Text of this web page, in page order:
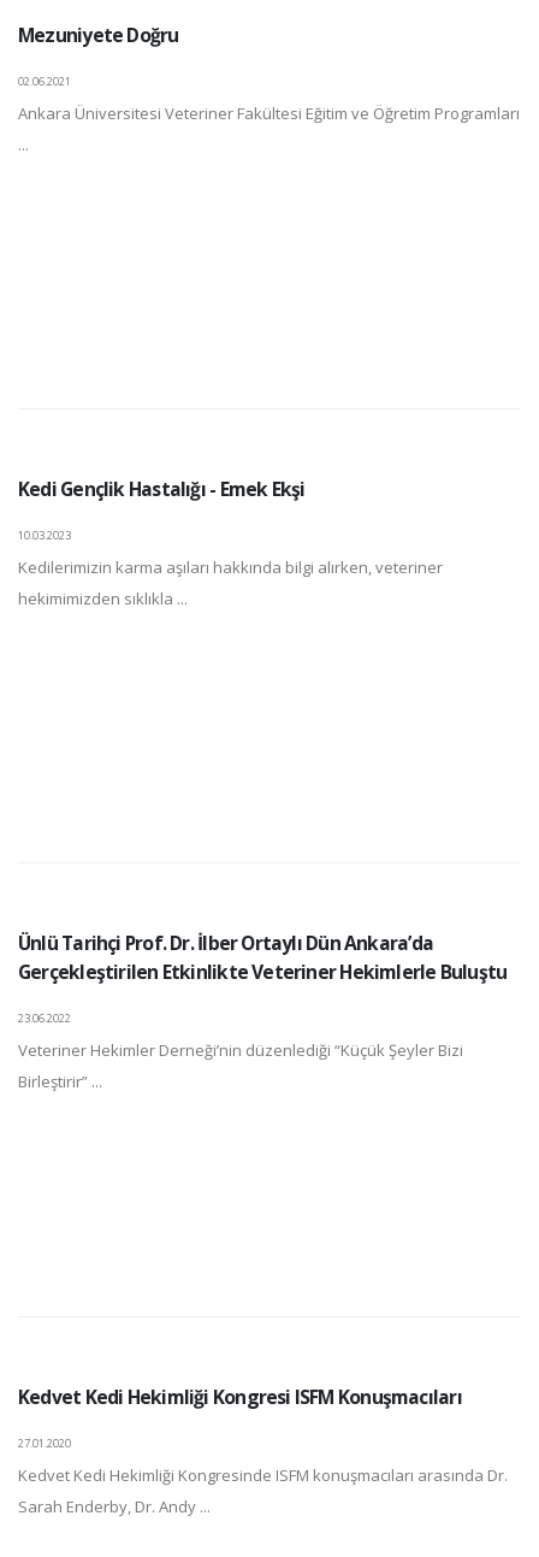
Mezuniyete Doğru
02.06.2021
Ankara Üniversitesi Veteriner Fakültesi Eğitim ve Öğretim Programları
...
Kedi Gençlik Hastalığı - Emek Ekşi
10.03.2023
Kedilerimizin karma aşıları hakkında bilgi alırken, veteriner
hekimimizden sıklıkla ...
Ünlü Tarihçi Prof. Dr. İlber Ortaylı Dün Ankara’da
Gerçekleştirilen Etkinlikte Veteriner Hekimlerle Buluştu
23.06.2022
Veteriner Hekimler Derneği’nin düzenlediği “Küçük Şeyler Bizi
Birleştirir” ...
Kedvet Kedi Hekimliği Kongresi ISFM Konuşmacıları
27.01.2020
Kedvet Kedi Hekimliği Kongresinde ISFM konuşmacıları arasında Dr.
Sarah Enderby, Dr. Andy ...